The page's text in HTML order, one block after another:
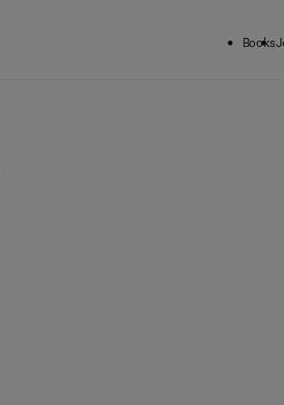
Books